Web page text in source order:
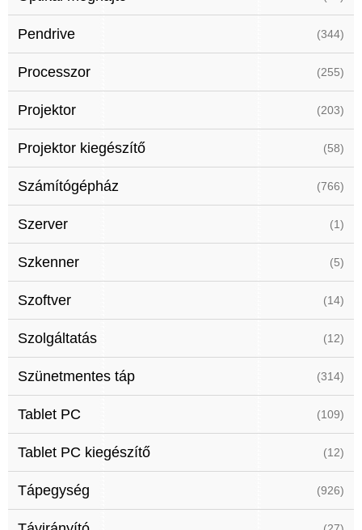
Pendrive (344)
Processzor (255)
Projektor (203)
Projektor kiegészítő (58)
Számítógépház (766)
Szerver (1)
Szkenner (5)
Szoftver (14)
Szolgáltatás (12)
Szünetmentes táp (314)
Tablet PC (109)
Tablet PC kiegészítő (12)
Tápegység (926)